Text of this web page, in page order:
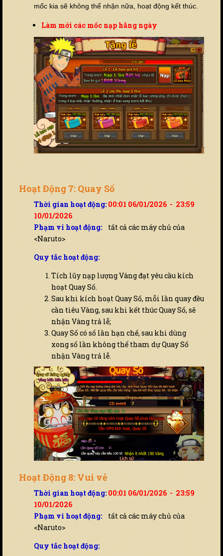
mốc kia sẽ không thể nhận nữa, hoạt động kết thúc.
Làm mới các mốc nạp hằng ngày
Hoạt Động 7: Quay Số
Thời gian hoạt động: 00:01 06/01/2026 - 23:59
10/01/2026
Phạm vi hoạt động: tất cả các máy chủ của
<Naruto>
Quy tắc hoạt động:
Tích lũy nạp lượng Vàng đạt yêu cầu kích
hoạt Quay Số.
Sau khi kích hoạt Quay Số, mỗi lần quay đều
cần tiêu Vàng, sau khi kết thúc Quay Số, sẽ
nhận Vàng trả lễ;
Quay Số có số lần hạn chế, sau khi dùng
xong số lần không thể tham dự Quay Số
nhận Vàng trả lễ.
Hoạt Động 8: Vui vẻ
Thời gian hoạt động: 00:01 06/01/2026 - 23:59
10/01/2026
Phạm vi hoạt động: tất cả các máy chủ của
<Naruto>
Quy tắc hoạt động: